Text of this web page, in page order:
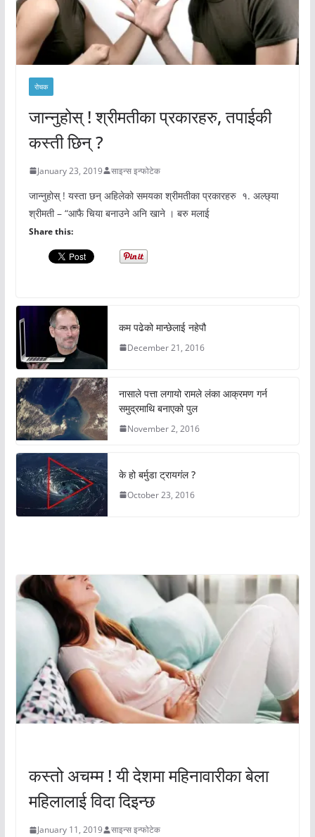
रोचक
जान्नुहोस् ! श्रीमतीका प्रकारहरु, तपाईकी
कस्ती छिन् ?
January 23, 2019 साइन्स इन्फोटेक
जान्नुहोस् ! यस्ता छन् अहिलेको समयका श्रीमतीका प्रकारहरु १. अल्छ्या
श्रीमती – “आफै चिया बनाउने अनि खाने । बरु मलाई
Share this:
कम पढेको मान्छेलाई नहेपौ
December 21, 2016
नासाले पत्ता लगायो रामले लंका आक्रमण गर्न
समुद्रमाथि बनाएको पुल
November 2, 2016
के हो बर्मुडा ट्रायगंल ?
October 23, 2016
कस्तो अचम्म ! यी देशमा महिनावारीका बेला
महिलालाई विदा दिइन्छ
January 11, 2019 साइन्स इन्फोटेक